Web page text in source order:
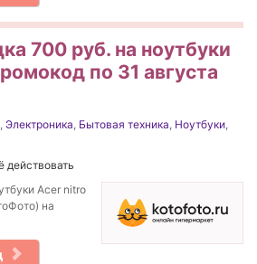
700 руб. на ноутбуки
по 31 августа
, Электроника, Бытовая техника, Ноутбуки,
действовать
Acer nitro
на